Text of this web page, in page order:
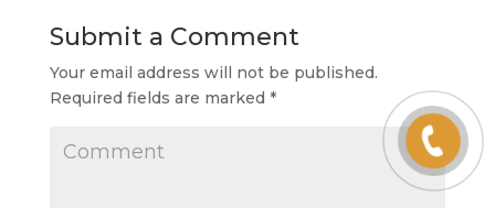
Submit a Comment
Your email address will not be published.
Required fields are marked *